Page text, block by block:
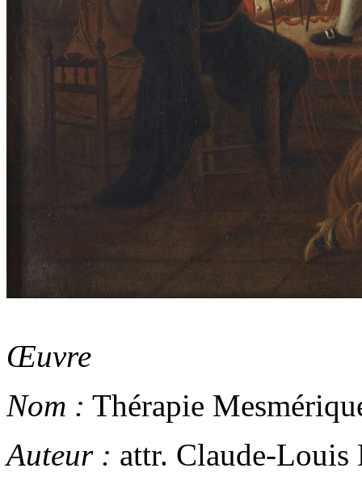
Œuvre
Nom : Thérapie
Auteur : attr. Claude-Louis